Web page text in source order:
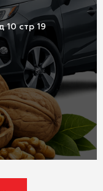
10 стр 19